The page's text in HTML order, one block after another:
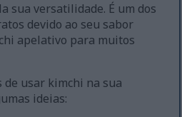
sua versatilidade. É um dos
devido ao seu sabor
apelativo para muitos
usar kimchi na sua
ideias: